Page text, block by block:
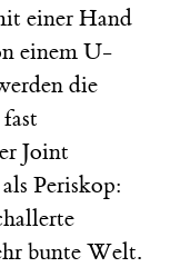
einer Hand
einem U-
die
Joint
Periskop:
bunte Welt.